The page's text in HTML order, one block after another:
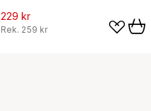
229 kr
Rek. 259 kr